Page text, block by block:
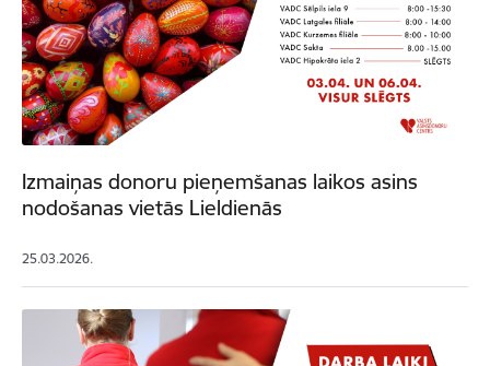
Izmaiņas donoru pieņemšanas laikos asins
nodošanas vietās Lieldienās
25.03.2026.